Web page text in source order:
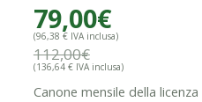
79,00€
(96,38 € IVA inclusa)
112,00€
(136,64 € IVA inclusa)
Canone mensile della